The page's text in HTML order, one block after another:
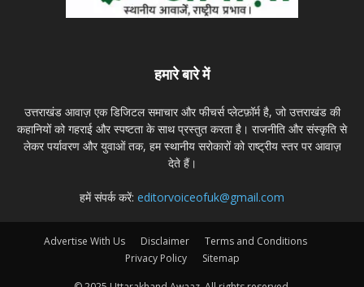
हमारे बारे में
उत्तराखंड आवाज़ एक डिजिटल समाचार और फीचर्स प्लेटफ़ॉर्म है, जो उत्तराखंड की
कहानियों को गहराई और स्पष्टता के साथ प्रस्तुत करता है। राजनीति और संस्कृति से
लेकर पर्यावरण और युवाओं तक, हम स्थानीय सरोकारों को राष्ट्रीय स्तर पर आवाज़
देते हैं।
हमें संपर्क करें: editorvoiceofuk@gmail.com
Advertise With Us Disclaimer
Terms and Conditions
Privacy Policy
Sitemap